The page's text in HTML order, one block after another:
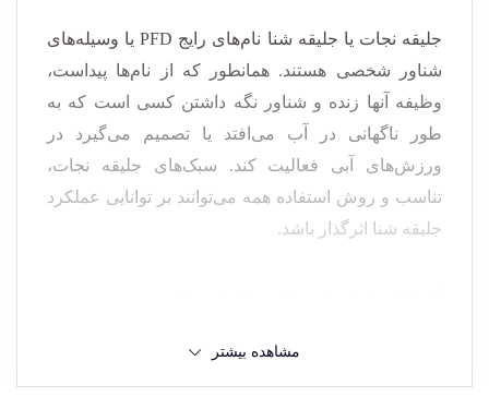
جلیقه نجات یا جلیقه شنا نام‌های رایج PFD یا وسیله‌های
شناور شخصی هستند. همانطور که از نام‌ها پیداست،
وظیفه آنها زنده و شناور نگه داشتن کسی است که به
طور ناگهانی در آب می‌افتد یا تصمیم می‌گیرد در
ورزش‌های آبی فعالیت کند. سبک‌های جلیقه نجات،
تناسب و روش استفاده همه می‌توانند بر توانایی عملکرد
جلیقه شنا اثرگذار باشد.
هرچند این دو اصطلاح به جای هم استفاده می‌شود اما
جلیقه شنا را می‌توان جلیقه نجات استخر نامید و می‌تواند
مشاهده بیشتر